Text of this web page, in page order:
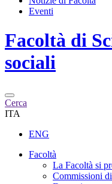
Eventi
Facoltà di
sociali
Cerca
ITA
ENG
Facoltà
La Facoltà si
Commissioni